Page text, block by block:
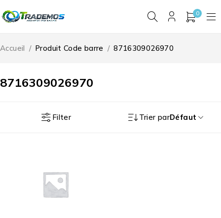
0
8716309026970
Accueil / Produit Code barre / 8716309026970
Filter Trier parDéfaut